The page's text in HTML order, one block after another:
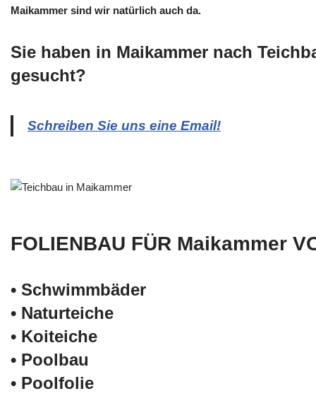
Maikammer sind wir natürlich auch da.
Sie haben in Maikammer nach
gesucht?
Schreiben Sie uns eine Email!
FOLIENBAU FÜR Maikammer
• Schwimm­bäder
• Naturteiche
• Koiteiche
• Poolbau
• Poolfolie